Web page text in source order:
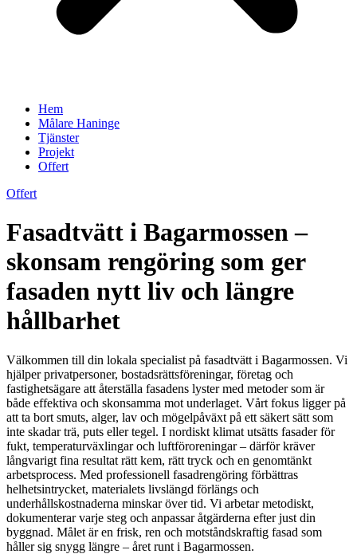
Hem
Målare Haninge
Tjänster
Projekt
Offert
Offert
Fasadtvätt i Bagarmossen –
skonsam rengöring som ger
fasaden nytt liv och längre
hållbarhet
Välkommen till din lokala specialist på fasadtvätt i Bagarmossen. Vi
hjälper privatpersoner, bostadsrättsföreningar, företag och
fastighetsägare att återställa fasadens lyster med metoder som är
både effektiva och skonsamma mot underlaget. Vårt fokus ligger på
att ta bort smuts, alger, lav och mögelpåväxt på ett säkert sätt som
inte skadar trä, puts eller tegel. I nordiskt klimat utsätts fasader för
fukt, temperaturväxlingar och luftföroreningar – därför kräver
långvarigt fina resultat rätt kem, rätt tryck och en genomtänkt
arbetsprocess. Med professionell fasadrengöring förbättras
helhetsintrycket, materialets livslängd förlängs och
underhållskostnaderna minskar över tid. Vi arbetar metodiskt,
dokumenterar varje steg och anpassar åtgärderna efter just din
byggnad. Målet är en frisk, ren och motståndskraftig fasad som
håller sig snygg längre – året runt i Bagarmossen.